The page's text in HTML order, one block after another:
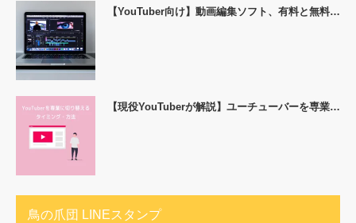
【YouTuber向け】動画編集ソフト、有料と無料…
【現役YouTuberが解説】ユーチューバーを専業…
鳥の爪団 LINEスタンプ